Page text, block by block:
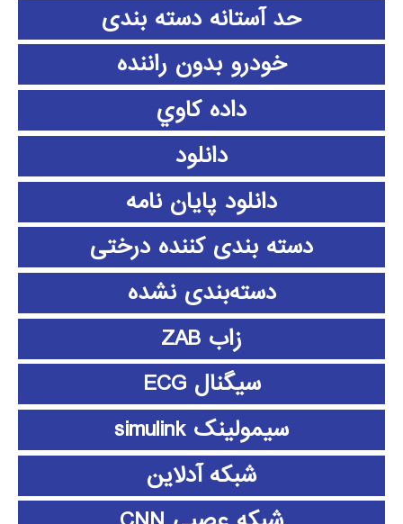
حد آستانه دسته بندی
خودرو بدون راننده
داده كاوي
دانلود
دانلود پايان نامه
دسته بندی کننده درختی
دسته‌بندی نشده
زاب ZAB
سیگنال ECG
سیمولینک simulink
شبکه آدلاین